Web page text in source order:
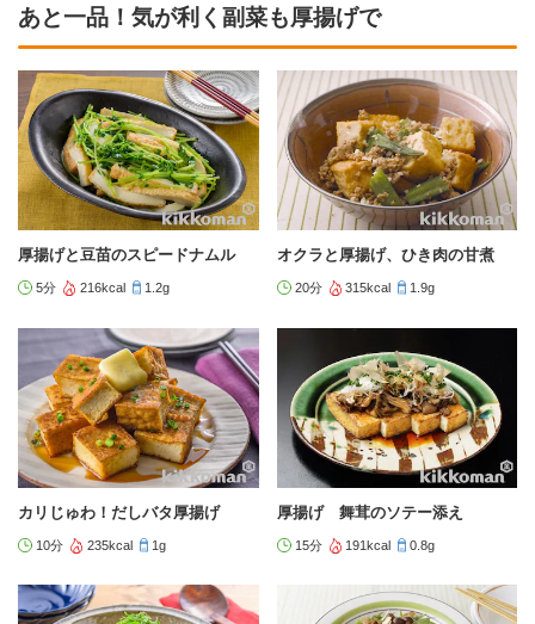
あと一品！気が利く副菜も厚揚げで
厚揚げと豆苗のスピードナムル
5分 216kcal 1.2g
オクラと厚揚げ、ひき肉の甘煮
20分 315kcal 1.9g
カリじゅわ！だしバタ厚揚げ
10分 235kcal 1g
厚揚げ 舞茸のソテー添え
15分 191kcal 0.8g